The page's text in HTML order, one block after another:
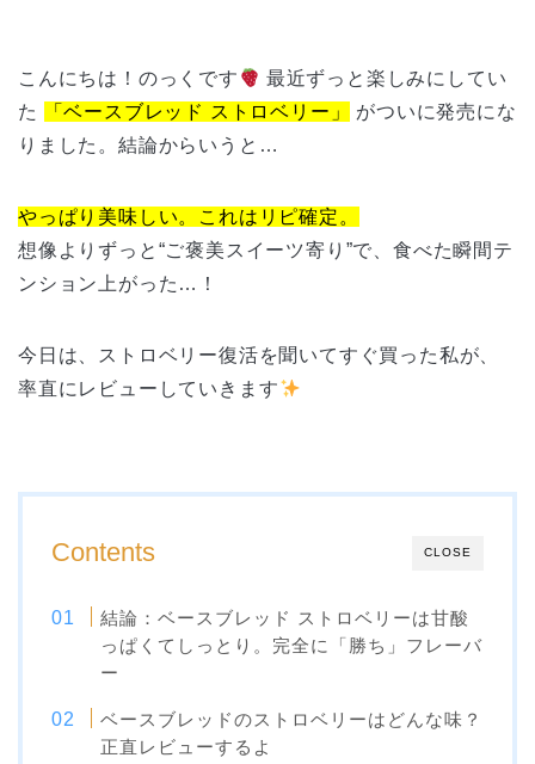
こんにちは！のっくです
最近ずっと楽しみにしてい
た
「ベースブレッド ストロベリー」
がついに発売にな
りました。結論からいうと…
やっぱり美味しい。これはリピ確定。
想像よりずっと“ご褒美スイーツ寄り”で、食べた瞬間テ
ンション上がった…！
今日は、ストロベリー復活を聞いてすぐ買った私が、
率直にレビューしていきます
CLOSE
Contents
結論：ベースブレッド ストロベリーは甘酸
っぱくてしっとり。完全に「勝ち」フレーバ
ー
ベースブレッドのストロベリーはどんな味？
正直レビューするよ